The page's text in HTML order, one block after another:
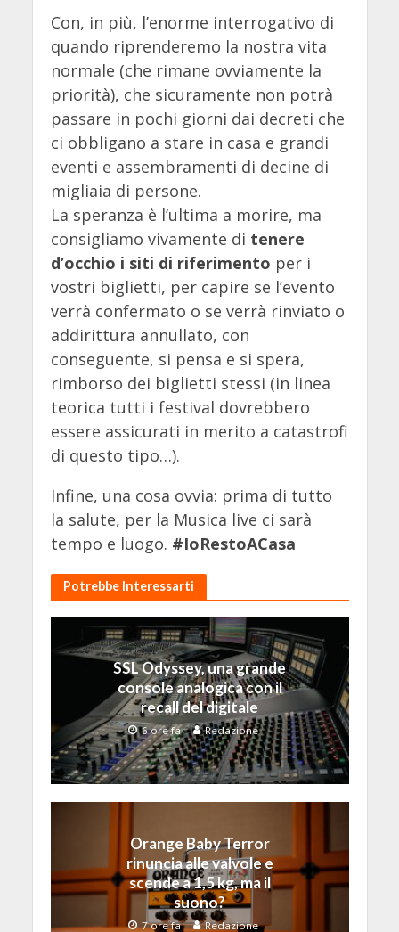
Con, in più, l’enorme interrogativo di
quando riprenderemo la nostra vita
normale (che rimane ovviamente la
priorità), che sicuramente non potrà
passare in pochi giorni dai decreti che
ci obbligano a stare in casa e grandi
eventi e assembramenti di decine di
migliaia di persone.
La speranza è l’ultima a morire, ma
consigliamo vivamente di tenere
d’occhio i siti di riferimento per i
vostri biglietti, per capire se l’evento
verrà confermato o se verrà rinviato o
addirittura annullato, con
conseguente, si pensa e si spera,
rimborso dei biglietti stessi (in linea
teorica tutti i festival dovrebbero
essere assicurati in merito a catastrofi
di questo tipo…).
Infine, una cosa ovvia: prima di tutto
la salute, per la Musica live ci sarà
tempo e luogo. #IoRestoACasa
Potrebbe Interessarti
SSL Odyssey, una grande
console analogica con il
recall del digitale
6 ore fa Redazione
Orange Baby Terror
rinuncia alle valvole e
scende a 1,5 kg, ma il
suono?
7 ore fa Redazione